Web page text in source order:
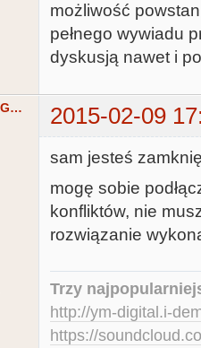
możliwość
pełnego wywiadu
dyskusją nawet i
YERZMYEY/HOOY-PROGRAM 2015-02-09
sam jesteś
mogę sobie
konfliktów, nie
rozwiązanie
Trzy
http://ym-digital.i-
https://